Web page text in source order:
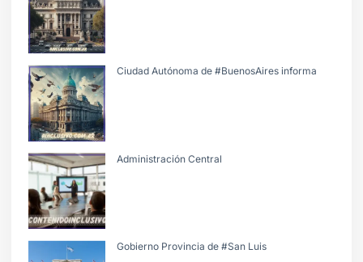
Ciudad Autónoma de #BuenosAires informa
Administración Central
Gobierno Provincia de #San Luis